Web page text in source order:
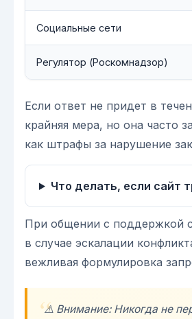
Социальные сети
Регулятор (Роскомнадзор)
Если ответ не придет в
крайняя мера, но она часто
как штрафы за нарушение
Что делать, если сайт
При общении с поддержкой
в случае эскалации
вежливая формулировка
⚠️ Внимание: Никогда не